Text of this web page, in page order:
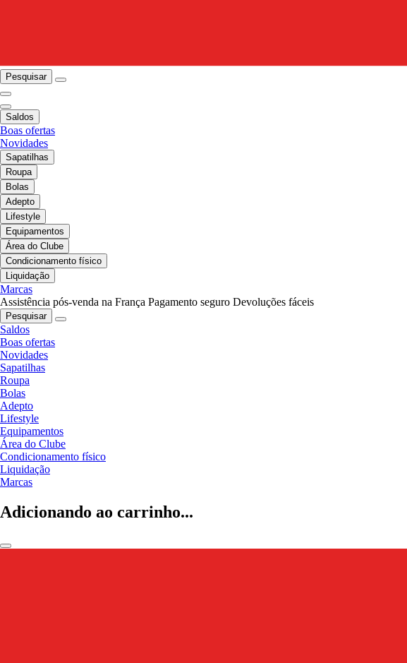
Pesquisar
Saldos
Boas ofertas
Novidades
Sapatilhas
Roupa
Bolas
Adepto
Lifestyle
Equipamentos
Área do Clube
Condicionamento físico
Liquidação
Marcas
Assistência pós-venda na França Pagamento seguro Devoluções fáceis
Pesquisar
Saldos
Boas ofertas
Novidades
Sapatilhas
Roupa
Bolas
Adepto
Lifestyle
Equipamentos
Área do Clube
Condicionamento físico
Liquidação
Marcas
Adicionando ao carrinho...